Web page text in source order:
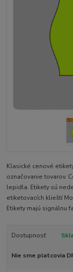
Klasické cenové
označovanie tovarov.
lepidla. Etikety sú
etiketovacích klieští
Etikety majú signálnu
Dostupnosť
Nie sme platcovia